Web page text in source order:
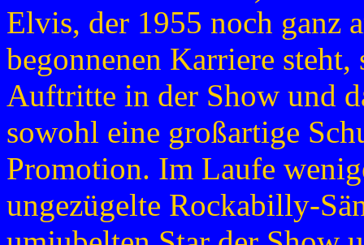
Elvis, der 1955 noch ganz
begonnenen Karriere
Auftritte in der Show und
sowohl eine großartige
Promotion. Im Laufe
ungezügelte Rockabilly-